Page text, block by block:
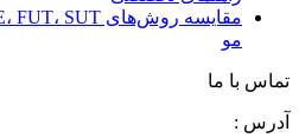
مو
تماس با ما
آدرس :